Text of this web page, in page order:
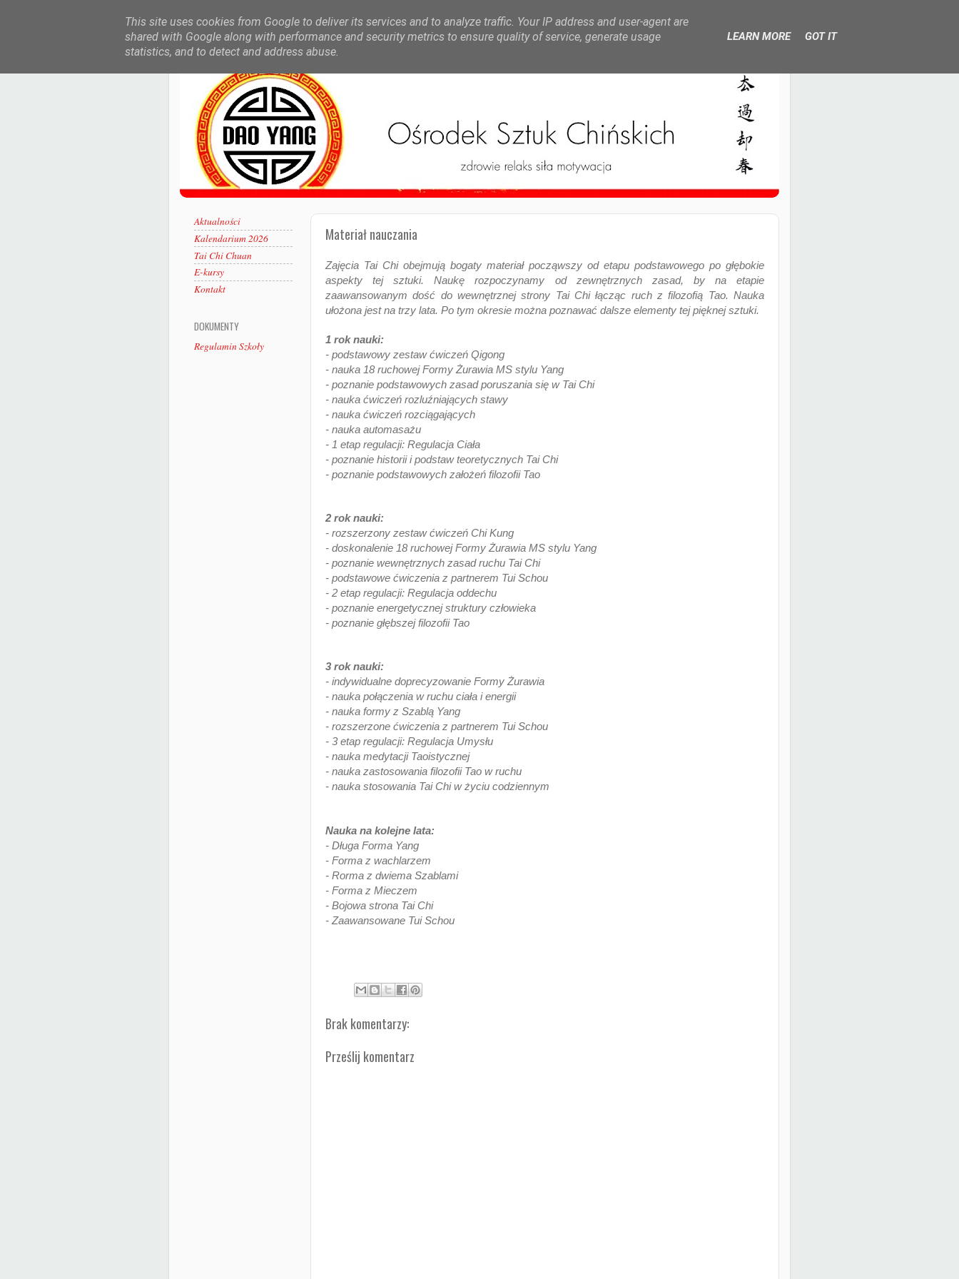
Materiał nauczania
Zajęcia Tai Chi obejmują bogaty materiał począwszy od etapu podstawowego po głębokie
aspekty tej sztuki. Naukę rozpoczynamy od zewnętrznych zasad, by na etapie
zaawansowanym dość do wewnętrznej strony Tai Chi łącząc ruch z filozofią Tao. Nauka
ułożona jest na trzy lata. Po tym okresie można poznawać dalsze elementy tej pięknej sztuki.
1 rok nauki:
- podstawowy zestaw ćwiczeń Qigong
- nauka 18 ruchowej Formy Żurawia MS stylu Yang
- poznanie podstawowych zasad poruszania się w Tai Chi
- nauka ćwiczeń rozluźniających stawy
- nauka ćwiczeń rozciągających
- nauka automasażu
- 1 etap regulacji: Regulacja Ciała
- poznanie historii i podstaw teoretycznych Tai Chi
- poznanie podstawowych założeń filozofii Tao
2 rok nauki:
- rozszerzony zestaw ćwiczeń Chi Kung
- doskonalenie 18 ruchowej Formy Żurawia MS stylu Yang
- poznanie wewnętrznych zasad ruchu Tai Chi
- podstawowe ćwiczenia z partnerem Tui Schou
- 2 etap regulacji: Regulacja oddechu
- poznanie energetycznej struktury człowieka
- poznanie głębszej filozofii Tao
3 rok nauki:
- indywidualne doprecyzowanie Formy Żurawia
- nauka połączenia w ruchu ciała i energii
- nauka formy z Szablą Yang
- rozszerzone ćwiczenia z partnerem Tui Schou
- 3 etap regulacji: Regulacja Umysłu
- nauka medytacji Taoistycznej
- nauka zastosowania filozofii Tao w ruchu
- nauka stosowania Tai Chi w życiu codziennym
Nauka na kolejne lata:
- Długa Forma Yang
- Forma z wachlarzem
- Rorma z dwiema Szablami
- Forma z Mieczem
- Bojowa strona Tai Chi
- Zaawansowane Tui Schou
Brak komentarzy:
Prześlij komentarz
Aktualności
Kalendarium 2026
Tai Chi Chuan
E-kursy
Kontakt
DOKUMENTY
Regulamin Szkoły
This site uses cookies from Google to deliver its services and to analyze traffic. Your IP address and user-agent are
shared with Google along with performance and security metrics to ensure quality of service, generate usage
statistics, and to detect and address abuse.
LEARN MORE GOT IT